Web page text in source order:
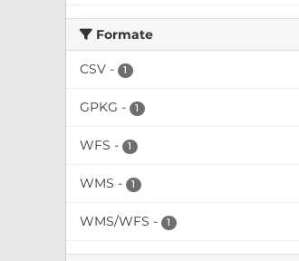
Formate
CSV - 1
GPKG - 1
WFS - 1
WMS - 1
WMS/WFS - 1